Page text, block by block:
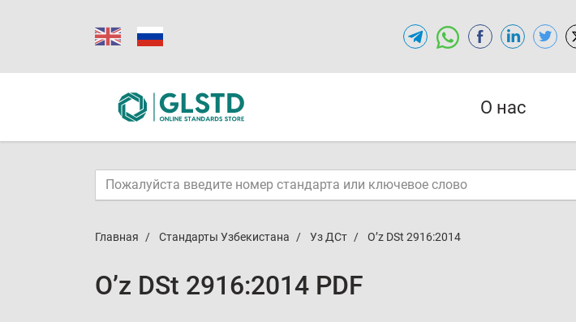
О нас
Главная Стандарты Узбекистана Уз ДСт O’z DSt 2916:2014
O’z DSt 2916:2014 PDF